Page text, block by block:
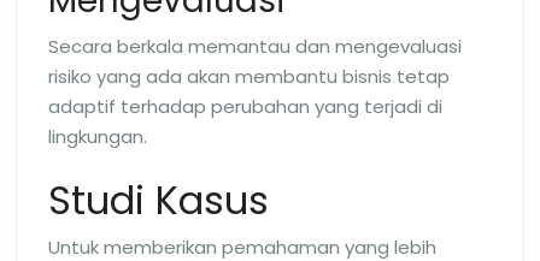
Secara berkala memantau dan mengevaluasi
risiko yang ada akan membantu bisnis tetap
adaptif terhadap perubahan yang terjadi di
lingkungan.
Studi Kasus
Untuk memberikan pemahaman yang lebih